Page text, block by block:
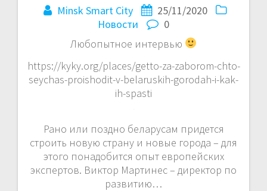
Minsk Smart City
25/11/2020
Новости
0
Любопытное интервью
https://kyky.org/places/getto-za-zaborom-chto-
seychas-proishodit-v-belaruskih-gorodah-i-kak-
ih-spasti
Рано или поздно беларусам придется
строить новую страну и новые города – для
этого понадобится опыт европейских
экспертов. Виктор Мартинес – директор по
развитию…